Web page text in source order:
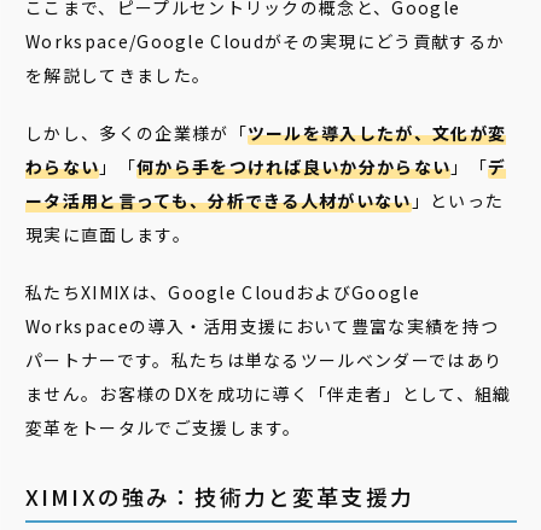
ここまで、ピープルセントリックの概念と、Google
Workspace/Google Cloudがその実現にどう貢献するか
を解説してきました。
しかし、多くの企業様が「ツールを導入したが、文化が変
わらない 」「何から手をつければ良いか分からない 」「デ
ータ活用と言っても、分析できる人材がいない」といった
現実に直面します。
私たちXIMIXは、Google CloudおよびGoogle
Workspaceの導入・活用支援において豊富な実績を持つ
パートナーです。私たちは単なるツールベンダーではあり
ません。お客様のDXを成功に導く「伴走者」として、組織
変革をトータルでご支援します。
XIMIXの強み：技術力と変革支援力